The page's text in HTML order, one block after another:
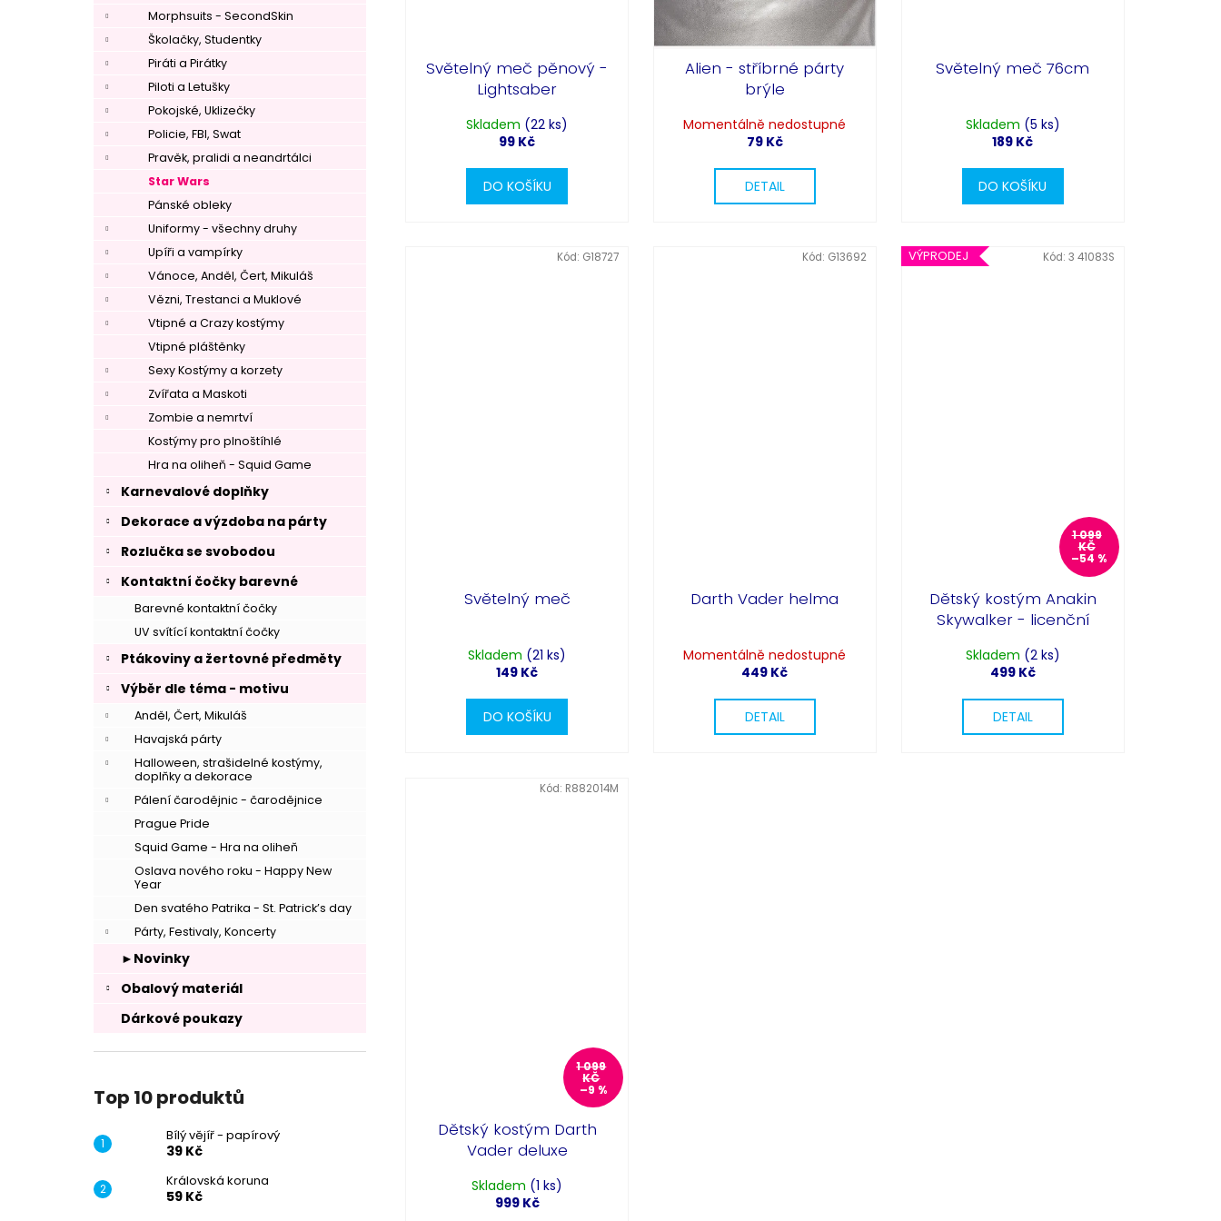
Morphsuits - SecondSkin
Školačky, Studentky
Piráti a Pirátky
Piloti a Letušky
Pokojské, Uklizečky
Policie, FBI, Swat
Pravěk, pralidi a neandrtálci
Star Wars
Pánské obleky
Uniformy - všechny druhy
Upíři a vampírky
Vánoce, Anděl, Čert, Mikuláš
Vězni, Trestanci a Muklové
Vtipné a Crazy kostýmy
Vtipné pláštěnky
Sexy Kostýmy a korzety
Zvířata a Maskoti
Zombie a nemrtví
Kostýmy pro plnoštíhlé
Hra na oliheň - Squid Game
Karnevalové doplňky
Dekorace a výzdoba na párty
Rozlučka se svobodou
Kontaktní čočky barevné
Barevné kontaktní čočky
UV svítící kontaktní čočky
Ptákoviny a žertovné předměty
Výběr dle téma - motivu
Anděl, Čert, Mikuláš
Havajská párty
Halloween, strašidelné kostýmy,
doplňky a dekorace
Pálení čarodějnic - čarodějnice
Prague Pride
Squid Game - Hra na oliheň
Oslava nového roku - Happy New
Year
Den svatého Patrika - St. Patrick’s day
Párty, Festivaly, Koncerty
►Novinky
Obalový materiál
Dárkové poukazy
Top 10 produktů
Bílý vějíř - papírový
39 Kč
Královská koruna
59 Kč
Světelný meč pěnový -
Lightsaber
Skladem (22 ks)
99 Kč
DO KOŠÍKU
Alien - stříbrné párty
brýle
Momentálně nedostupné
79 Kč
DETAIL
Světelný meč 76cm
Skladem (5 ks)
189 Kč
DO KOŠÍKU
Světelný meč
Skladem (21 ks)
149 Kč
DO KOŠÍKU
Kód: G18727
Darth Vader helma
Momentálně nedostupné
449 Kč
DETAIL
Kód: G13692 VÝPRODEJ
1 099
KČ
–54 %
Dětský kostým Anakin
Skywalker - licenční
Skladem (2 ks)
499 Kč
DETAIL
Kód: 3 41083S
1 099
KČ
–9 %
Dětský kostým Darth
Vader deluxe
Skladem (1 ks)
999 Kč
Kód: R882014M
Partykostym.cz - online